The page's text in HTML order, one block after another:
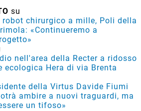
su
chirurgico a mille, Poli della
«Continueremo a
nell'area della Recter a ridosso
ecologica Hera di via Brenta
della Virtus Davide Fiumi
ambire a nuovi traguardi, ma
un tifoso»